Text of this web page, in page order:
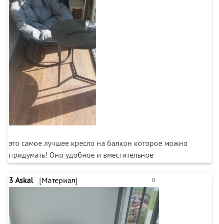
это самое лучшее кресло на балкон которое можно
придумать! Оно удобное и вместительное
0
3 Askal [Материал]